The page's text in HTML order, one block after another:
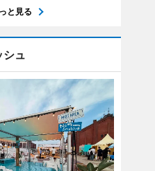
と見る
シュ